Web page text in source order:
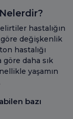
hastalığın
göre değişkenlik
hastalığı
göre daha sık
yaşamın
bazı